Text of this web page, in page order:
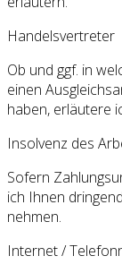
Handelsvertreter
Ob und ggf. in
einen
haben, erläutere
Insolvenz des
Sofern
ich Ihnen
nehmen.
Internet /